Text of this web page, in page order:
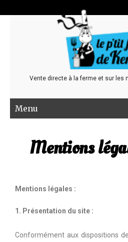
Vente directe à la ferme et sur les
Menu
Mentions
Mentions légales :
1. Présentation du site :
Conformément aux dispositions